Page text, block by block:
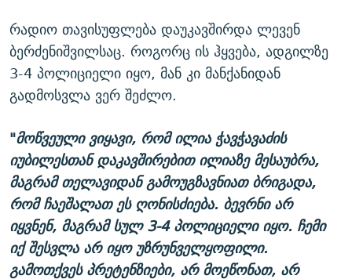
რადიო თავისუფლება დაუკავშირდა ლევენ
ბერძენიშვილსაც. როგორც ის ჰყვება, ადგილზე
3-4 პოლიციელი იყო, მან კი მანქანიდან
გადმოსვლა ვერ შეძლო.
"მოწვეული ვიყავი, რომ ილია ჭავჭავაძის
იუბილესთან დაკავშირებით ილიაზე მესაუბრა,
მაგრამ თელავიდან გამოუგზავნიათ ბრიგადა,
რომ ჩაეშალათ ეს ღონისძიება. ბევრნი არ
იყვნენ, მაგრამ სულ 3-4 პოლიციელი იყო. ჩემი
იქ შესვლა არ იყო უზრუნველყოფილი.
გამოთქვეს პრეტენზიები, არ მოეწონათ, არ